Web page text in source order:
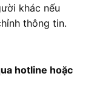
khác nếu
thông tin.
hotline hoặc